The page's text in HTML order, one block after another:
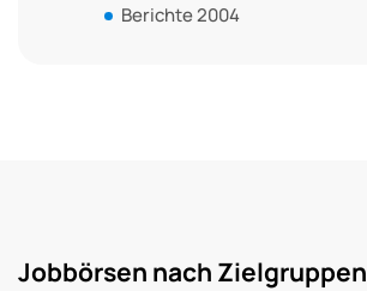
Berichte 2004
Jobbörsen nach Zielgruppen